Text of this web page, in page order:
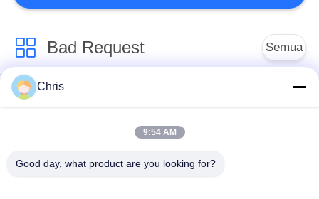
Mesin Kardus
Corrugator
155
Bad Request Semua
bahan bukan tenunan
Chris
9:54 AM
Good day, what product are you looking for?